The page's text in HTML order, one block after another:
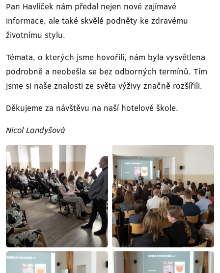
Pan Havlíček nám předal nejen nové zajímavé
informace, ale také skvělé podněty ke zdravému
životnímu stylu.
Témata, o kterých jsme hovořili, nám byla vysvětlena
podrobně a neobešla se bez odborných termínů. Tím
jsme si naše znalosti ze světa výživy značně rozšířili.
Děkujeme za návštěvu na naší hotelové škole.
Nicol Landyšová